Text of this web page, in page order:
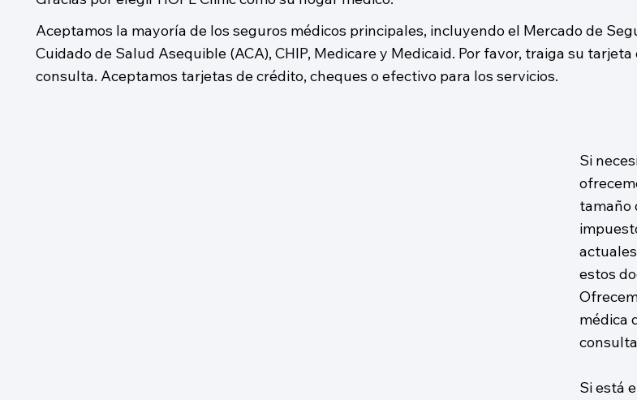
Aceptamos la mayoría de los seguros médicos principales, incluyendo el Mercado de
Cuidado de Salud Asequible (ACA), CHIP, Medicare y Medicaid. Por favor, traiga su tarjeta
consulta. Aceptamos tarjetas de crédito, cheques o efectivo para los servicios.
Si
tamaño
estos
médica
Si está